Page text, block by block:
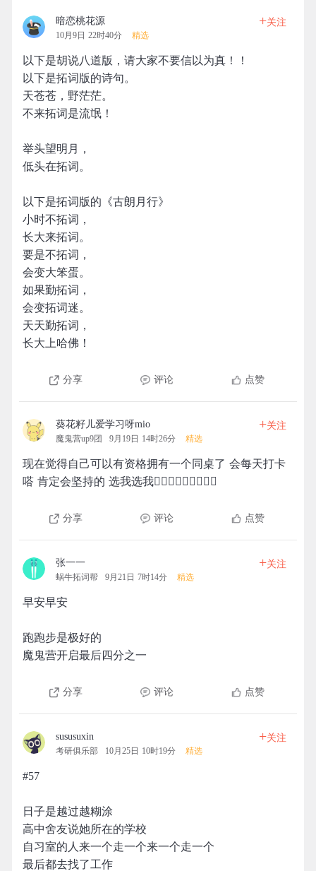
暗恋桃花源
10月9日 22时40分 精选
+关注
以下是胡说八道版，请大家不要信以为真！！
以下是拓词版的诗句。
天苍苍，野茫茫。
不来拓词是流氓！
举头望明月，
低头在拓词。
以下是拓词版的《古朗月行》
小时不拓词，
长大来拓词。
要是不拓词，
会变大笨蛋。
如果勤拓词，
会变拓词迷。
天天勤拓词，
长大上哈佛！
分享 评论 点赞
葵花籽儿爱学习呀mio
魔鬼营up9团 9月19日 14时26分 精选
+关注
现在觉得自己可以有资格拥有一个同桌了 会每天打卡
嗒 肯定会坚持的 选我选我🙋🏼‍♀️🙋🏼‍♀️🙋🏼‍♀️
分享 评论 点赞
张一一
蜗牛拓词帮 9月21日 7时14分 精选
+关注
早安早安
跑跑步是极好的
魔鬼营开启最后四分之一
分享 评论 点赞
sususuxin
考研俱乐部 10月25日 10时19分 精选
+关注
#57
日子是越过越糊涂
高中舍友说她所在的学校
自习室的人来一个走一个来一个走一个
最后都去找了工作